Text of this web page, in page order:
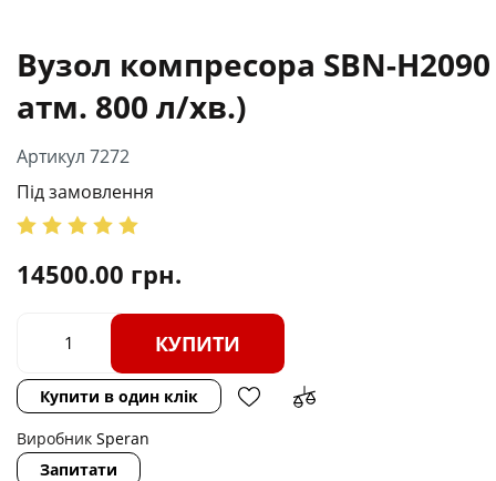
Вузол компресора SBN-Н2090
атм. 800 л/хв.)
Артикул 7272
Під замовлення
14500.00 грн.
КУПИТИ
Купити в один клік
Виробник Speran
Запитати